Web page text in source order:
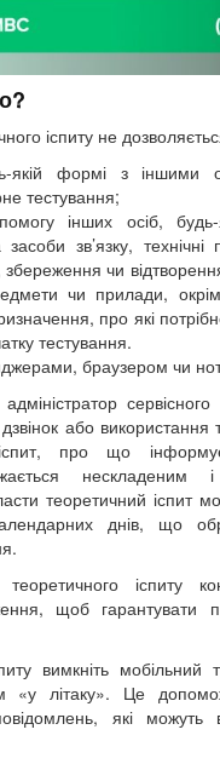
іспиту не
якій формі з іншими
тестування;
інших осіб,
зв’язку, технічні
чи
чи прилади,
про які
тестування.
браузером чи
дзвінок або
іспит, про що
нескладеним і
теоретичний іспит
днів, що
іспиту
щоб гарантувати
вимкніть мобільний
«у літаку». Це
які можуть